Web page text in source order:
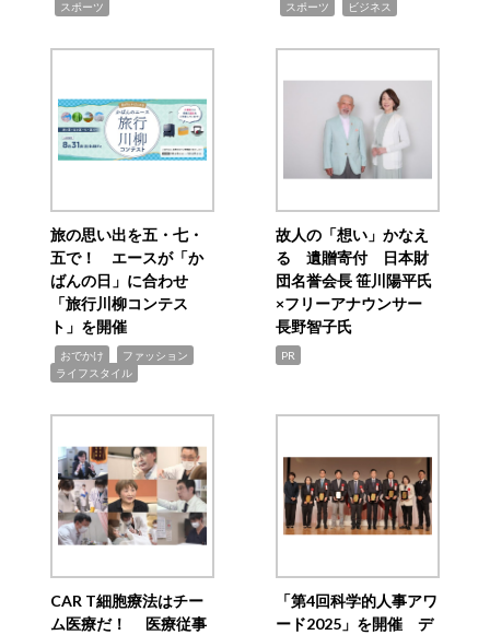
スポーツ スポーツ ビジネス
旅の思い出を五・七・
五で！ エースが「か
ばんの日」に合わせ
「旅行川柳コンテス
ト」を開催
おでかけ ファッション
ライフスタイル
故人の「想い」かなえ
る 遺贈寄付 日本財
団名誉会長 笹川陽平氏
×フリーアナウンサー
長野智子氏
PR
CAR T細胞療法はチー
ム医療だ！ 医療従事
「第4回科学的人事アワ
ード2025」を開催 デ